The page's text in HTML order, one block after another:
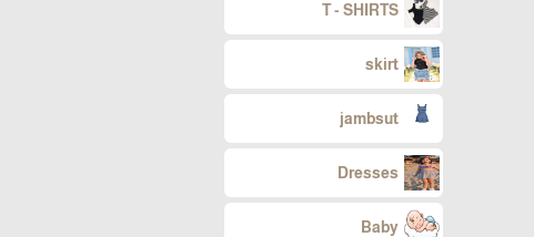
T - SHIRTS
skirt
jambsut
Dresses
Baby